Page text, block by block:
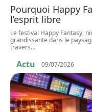
Pourquoi Happy
l’esprit libre
Le festival Happy Fantasy,
grandissante dans le
travers…
Actu 09/07/2026